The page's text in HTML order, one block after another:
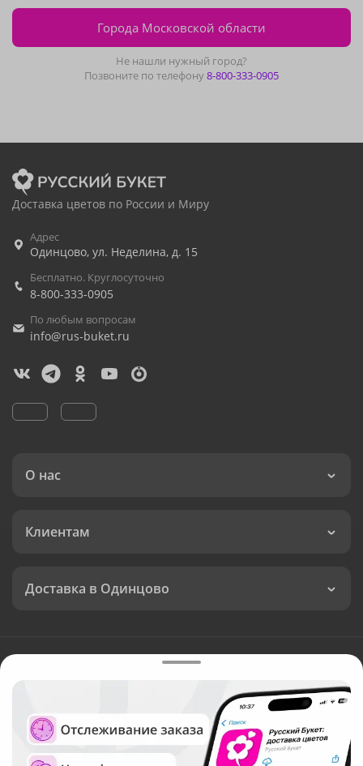
Города Московской области
Не нашли нужный город?
Позвоните по телефону8-800-333-0905
Доставка цветов по России и Миру
Адрес
Одинцово, ул. Неделина, д. 15
Бесплатно. Круглосуточно
8-800-333-0905
По любым вопросам
info@rus-buket.ru
О нас
Клиентам
Доставка в Одинцово
Валюта:
Служба круглосуточной доставки цветов в Одинцово
Русский Букет, 2026